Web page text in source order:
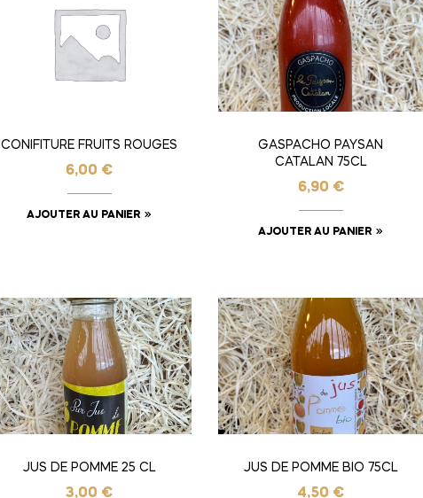
CONIFITURE FRUITS ROUGES
6,00 €
AJOUTER AU PANIER
GASPACHO PAYSAN
CATALAN 75CL
6,90 €
AJOUTER AU PANIER
JUS DE POMME 25 CL
3,00 €
JUS DE POMME BIO 75CL
4,50 €